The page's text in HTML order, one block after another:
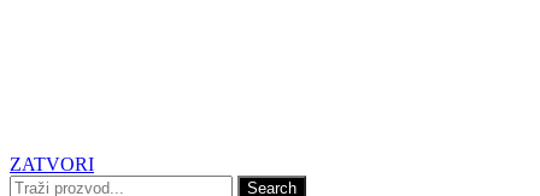
ZATVORI
Search